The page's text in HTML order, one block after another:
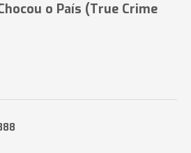
o País (True Crime